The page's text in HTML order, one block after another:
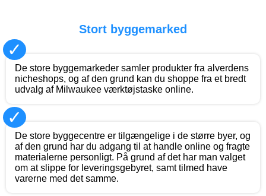
Stort byggemarked
✓
De store byggemarkeder samler produkter fra alverdens
nicheshops, og af den grund kan du shoppe fra et bredt
udvalg af Milwaukee værktøjstaske online.
✓
De store byggecentre er tilgængelige i de større byer, og
af den grund har du adgang til at handle online og fragte
materialerne personligt. På grund af det har man valget
om at slippe for leveringsgebyret, samt tilmed have
varerne med det samme.